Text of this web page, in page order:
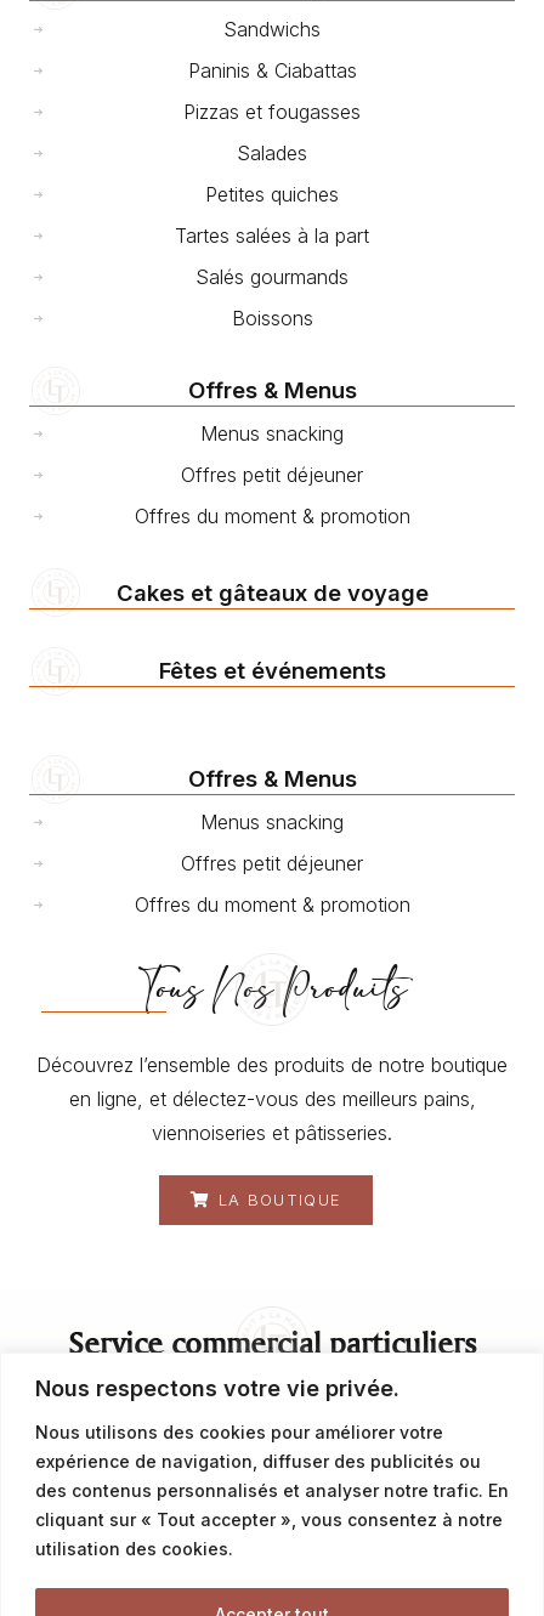
Nous respectons votre vie privée.
Nous utilisons des cookies pour améliorer votre
expérience de navigation, diffuser des publicités ou
des contenus personnalisés et analyser notre trafic. En
cliquant sur « Tout accepter », vous consentez à notre
utilisation des cookies.
Sandwichs
Paninis & Ciabattas
Pizzas et fougasses
Salades
Petites quiches
Tartes salées à la part
Salés gourmands
Boissons
Offres & Menus
Menus snacking
Offres petit déjeuner
Offres du moment & promotion
Cakes et gâteaux de voyage
Fêtes et événements
Offres & Menus
Menus snacking
Offres petit déjeuner
Offres du moment & promotion
Tous Nos Produits
Découvrez l’ensemble des produits de notre boutique
en ligne, et délectez-vous des meilleurs pains,
viennoiseries et pâtisseries.
LA BOUTIQUE
Service commercial particuliers
contact@latalemelerie.com
04 76 43 20 09
Service commercial professionnels